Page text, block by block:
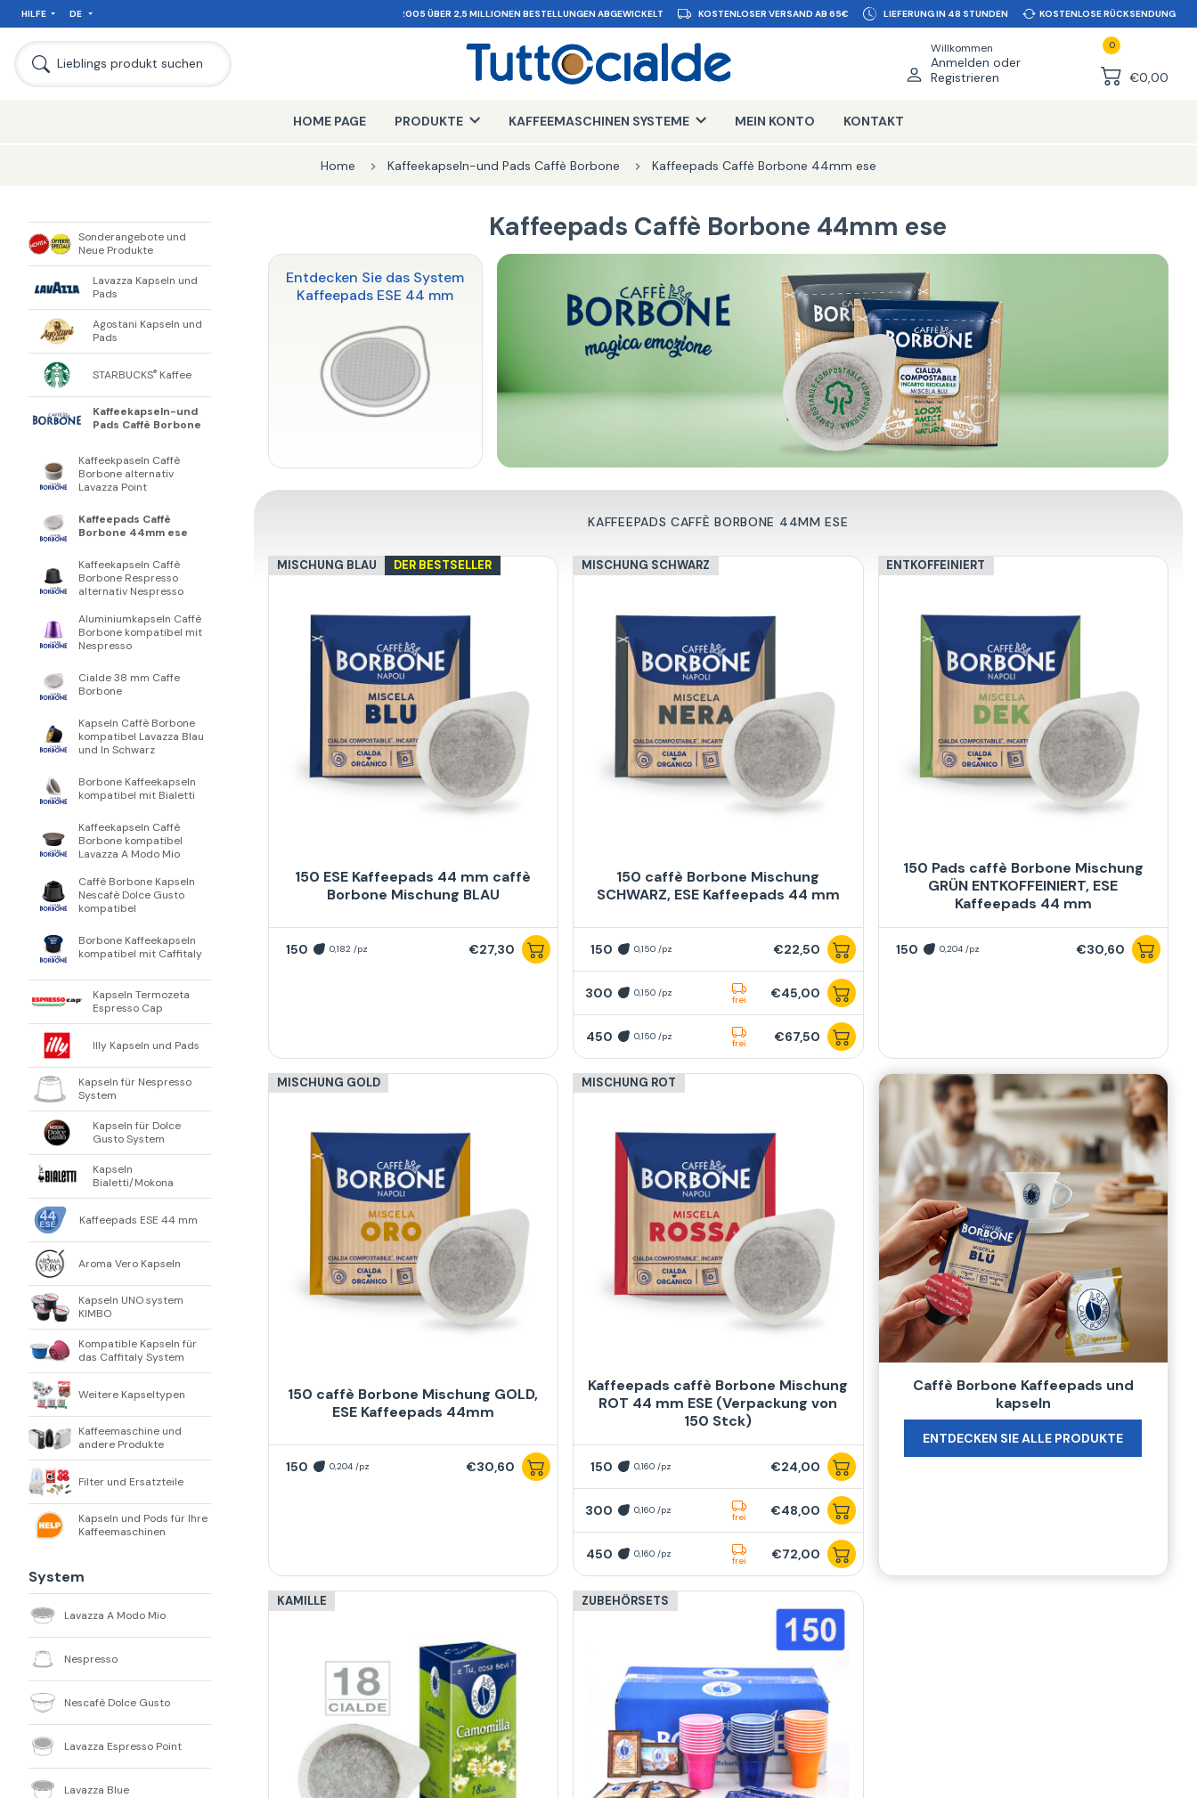
HILFE DE SEIT 2005 ÜBER 2,5 MILLIONEN BESTELLUNGEN ABGEWICKELT KOSTENLOSER VERSAND AB 65€ LIEFERUNG IN 48 STUNDEN KOSTENLOSE RÜCKSENDUNG
Willkommen
Anmelden oder
Registrieren
0
€0,00
Lieblings produkt suchen
HOME PAGE PRODUKTE KAFFEEMASCHINEN SYSTEME MEIN KONTO KONTAKT
Home Kaffeekapseln-und Pads Caffè Borbone Kaffeepads Caffè Borbone 44mm ese
Sonderangebote und
Neue Produkte
Lavazza Kapseln und
Pads
Agostani Kapseln und
Pads
STARBUCKS® Kaffee
Kaffeekapseln-und
Pads Caffè Borbone
Kaffeekpaseln Caffè
Borbone alternativ
Lavazza Point
Kaffeepads Caffè
Borbone 44mm ese
Kaffeekapseln Caffè
Borbone Respresso
alternativ Nespresso
Aluminiumkapseln Caffè
Borbone kompatibel mit
Nespresso
Cialde 38 mm Caffe
Borbone
Kapseln Caffè Borbone
kompatibel Lavazza Blau
und In Schwarz
Borbone Kaffeekapseln
kompatibel mit Bialetti
Kaffeekapseln Caffè
Borbone kompatibel
Lavazza A Modo Mio
Caffè Borbone Kapseln
Nescafè Dolce Gusto
kompatibel
Borbone Kaffeekapseln
kompatibel mit Caffitaly
Kapseln Termozeta
Espresso Cap
Illy Kapseln und Pads
Kapseln für Nespresso
System
Kapseln für Dolce
Gusto System
Kapseln
Bialetti/Mokona
Kaffeepads ESE 44 mm
Aroma Vero Kapseln
Kapseln UNO system
KIMBO
Kompatible Kapseln für
das Caffitaly System
Weitere Kapseltypen
Kaffeemaschine und
andere Produkte
Filter und Ersatzteile
Kapseln und Pods für Ihre
Kaffeemaschinen
System
Lavazza A Modo Mio
Nespresso
Nescafè Dolce Gusto
Lavazza Espresso Point
Lavazza Blue
Kaffeepads Caffè Borbone 44mm ese
Entdecken Sie das System
Kaffeepads ESE 44 mm
KAFFEEPADS CAFFÈ BORBONE 44MM ESE
MISCHUNG BLAU DER BESTSELLER
150 ESE Kaffeepads 44 mm caffè
Borbone Mischung BLAU
150 0,182 /pz €27,30
MISCHUNG SCHWARZ
150 caffè Borbone Mischung
SCHWARZ, ESE Kaffeepads 44 mm
150 0,150 /pz €22,50
300 0,150 /pz
frei €45,00
450 0,150 /pz
frei €67,50
ENTKOFFEINIERT
150 Pads caffè Borbone Mischung
GRÜN ENTKOFFEINIERT, ESE
Kaffeepads 44 mm
150 0,204 /pz €30,60
MISCHUNG GOLD
150 caffè Borbone Mischung GOLD,
ESE Kaffeepads 44mm
150 0,204 /pz €30,60
MISCHUNG ROT
Kaffeepads caffè Borbone Mischung
ROT 44 mm ESE (Verpackung von
150 Stck)
150 0,160 /pz €24,00
300 0,160 /pz
frei €48,00
450 0,160 /pz
frei €72,00
Caffè Borbone Kaffeepads und
kapseln
ENTDECKEN SIE ALLE PRODUKTE
KAMILLE ZUBEHÖRSETS